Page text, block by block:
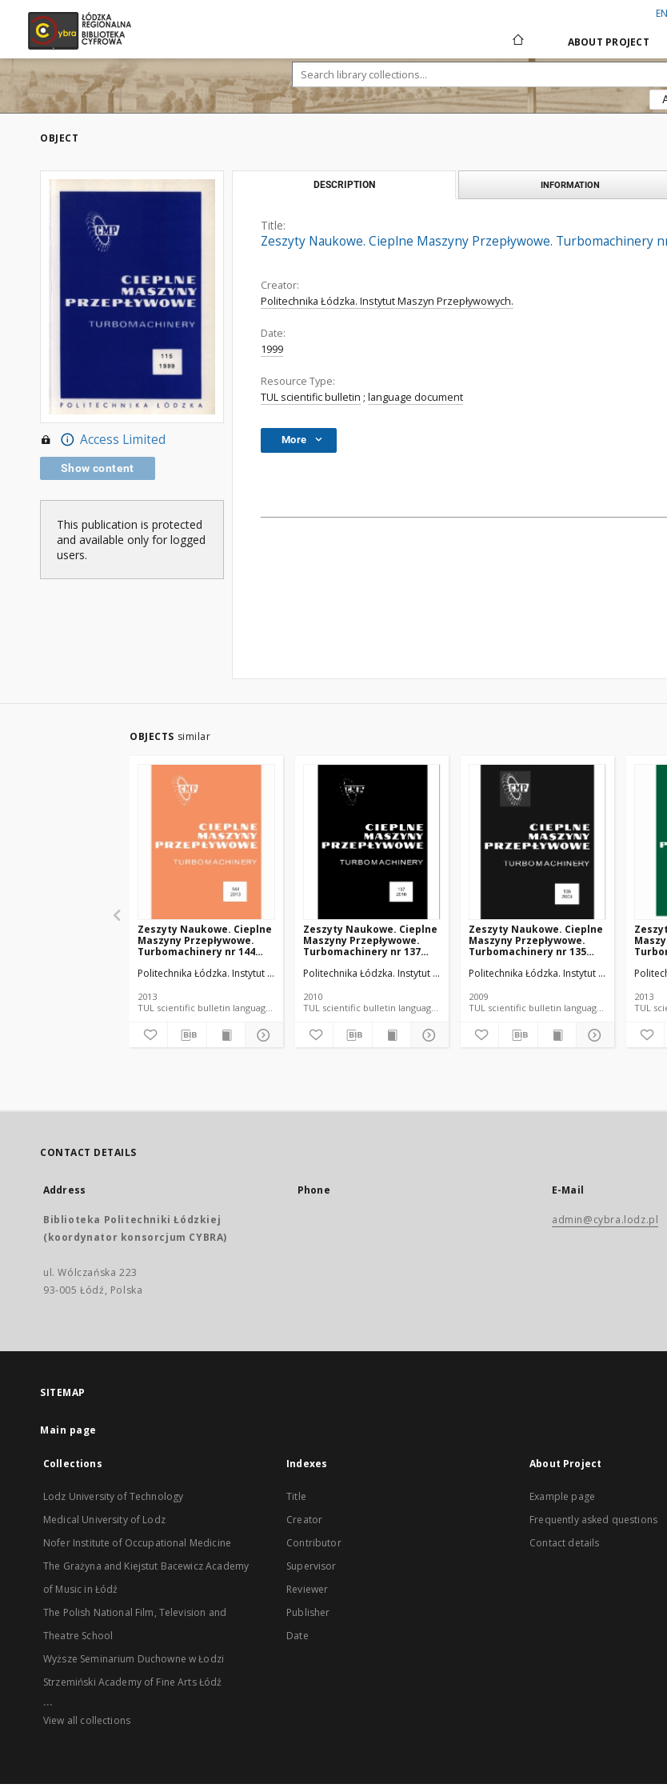
EN
ABOUT PROJECT
OBJECT
Access Limited
Show content
This publication is protected
and available only for logged
users.
DESCRIPTION INFORMATION
Title:
Zeszyty Naukowe. Cieplne Maszyny Przepływowe. Turbomachinery
Creator:
Politechnika Łódzka. Instytut Maszyn Przepływowych.
Date:
1999
Resource Type:
TUL scientific bulletin ; language document
More
OBJECTS similar
Zeszyty Naukowe. Cieplne
Maszyny Przepływowe.
Turbomachinery nr 144
Politechnika Łódzka. Instytut Maszyn Przepływowych.
2013
TUL scientific bulletin language document
Zeszyty Naukowe. Cieplne
Maszyny Przepływowe.
Turbomachinery nr 137
Politechnika Łódzka. Instytut Maszyn Przepływowych.
2010
TUL scientific bulletin language document
Zeszyty Naukowe. Cieplne
Maszyny Przepływowe.
Turbomachinery nr 135
Politechnika Łódzka. Instytut Maszyn
2009
TUL scientific bulletin language document
2013
CONTACT DETAILS
Address
Biblioteka Politechniki Łódzkiej
(koordynator konsorcjum CYBRA)
ul. Wólczańska 223
93-005 Łódź, Polska
Phone E-Mail
admin@cybra.lodz.pl
SITEMAP
Main page
Collections
Lodz University of Technology
Medical University of Lodz
Nofer Institute of Occupational Medicine
The Grażyna and Kiejstut Bacewicz Academy
of Music in Łódź
The Polish National Film, Television and
Theatre School
Wyższe Seminarium Duchowne w Łodzi
Strzemiński Academy of Fine Arts Łódź
...
View all collections
Indexes
Title
Creator
Contributor
Supervisor
Reviewer
Publisher
Date
About Project
Example page
Frequently asked questions
Contact details